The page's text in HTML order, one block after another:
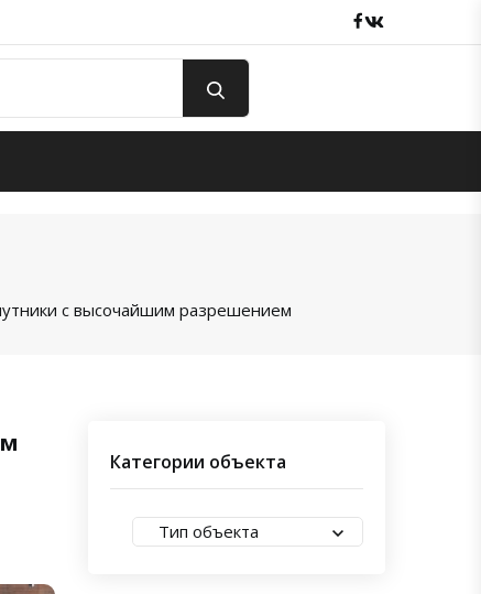
Facebook
с высочайшим разрешением
Категории объекта
Тип объекта